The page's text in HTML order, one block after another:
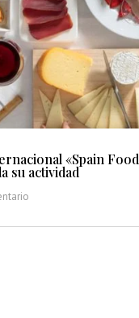
«Spain Food
su actividad